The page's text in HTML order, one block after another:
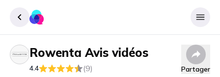
Enregister
Se connecter
Rowenta Avis vidéos
4.4 (9) Partager